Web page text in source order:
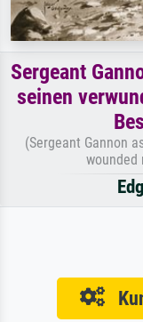
Sergeant
seinen
(Sergeant Gannon
wounded